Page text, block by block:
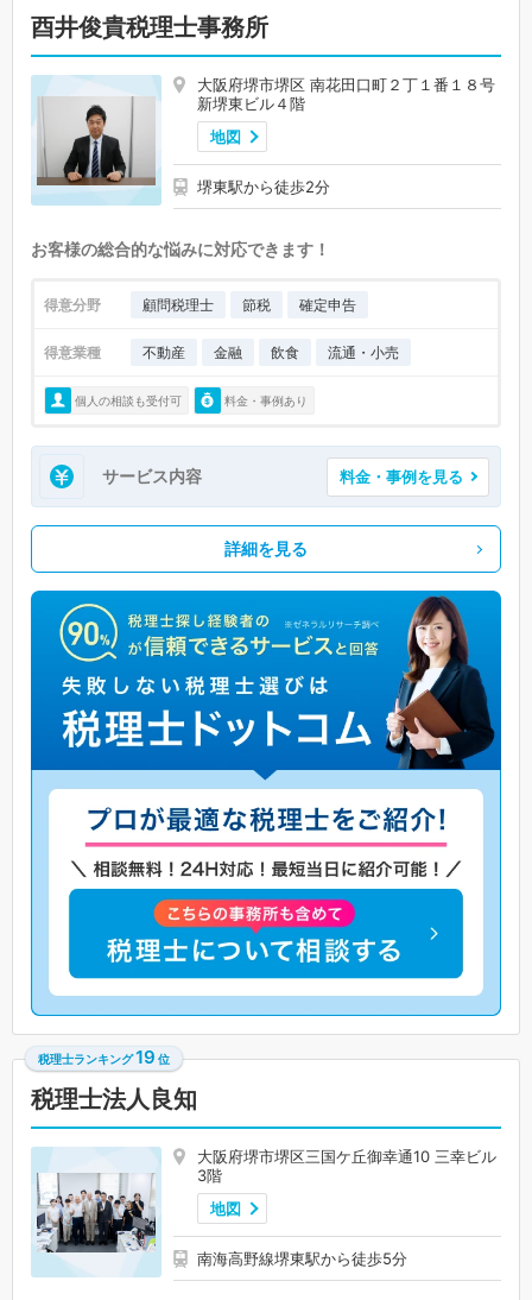
酉井俊貴税理士事務所
大阪府堺市堺区 南花田口町２丁１番１８号
新堺東ビル４階
地図
堺東駅から徒歩2分
お客様の総合的な悩みに対応できます！
得意分野 顧問税理士 節税 確定申告
得意業種 不動産 金融 飲食 流通・小売
個人の相談も受付可 料金・事例あり
サービス内容 料金・事例を見る
詳細を見る
税理士ランキング19 位
税理士法人良知
大阪府堺市堺区三国ケ丘御幸通10 三幸ビル
3階
地図
南海高野線堺東駅から徒歩5分